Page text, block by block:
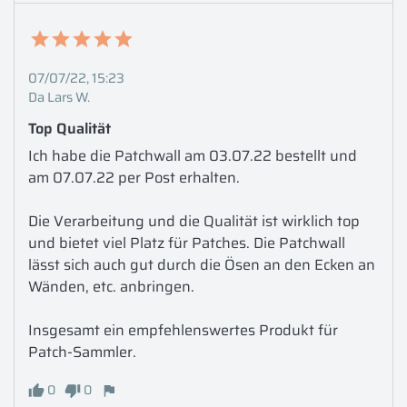
07/07/22, 15:23
Da Lars W.
Top Qualität
Ich habe die Patchwall am 03.07.22 bestellt und
am 07.07.22 per Post erhalten.
Die Verarbeitung und die Qualität ist wirklich top
und bietet viel Platz für Patches. Die Patchwall
lässt sich auch gut durch die Ösen an den Ecken an
Wänden, etc. anbringen.
Insgesamt ein empfehlenswertes Produkt für
Patch-Sammler.
0 0